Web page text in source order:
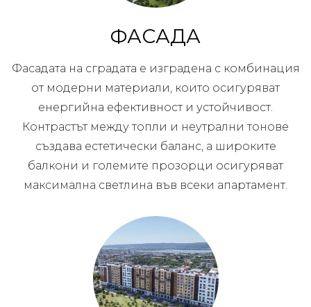
ФАСАДА
Фасадата на сградата е изградена с комбинация
от модерни материали, които осигуряват
енергийна ефективност и устойчивост.
Контрастът между топли и неутрални тонове
създава естетически баланс, а широките
балкони и големите прозорци осигуряват
максимална светлина във всеки апартамент.